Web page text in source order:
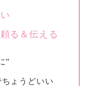
い
る＆伝える
”
ょうどいい